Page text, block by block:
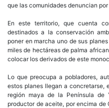
que las comunidades denuncian
En este territorio, que cuenta
destinados a la conservación
poner en marcha uno de sus
miles de hectáreas de palma
colocar los derivados de este
Lo que preocupa a pobladores,
estos planes llegan a concretarse,
región maya de la Península de
productor de aceite, por encima